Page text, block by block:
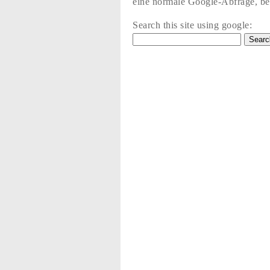
Search this site using google: